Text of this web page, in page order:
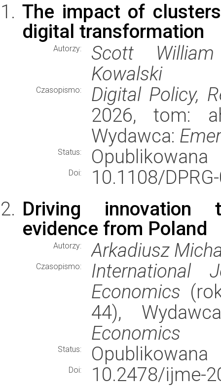
The impact of
digital transformation
Autorzy:
Scott
Kowalski
Czasopismo:
Digital Policy,
2026, tom:
Wydawca:
Status: Opublikowana
Doi:
10.1108/
Driving innovation
evidence from Poland
Autorzy: Arkadiusz
Czasopismo:
International
Economics
44),
Economics
Status: Opublikowana
Doi: 10.2478/ijme-